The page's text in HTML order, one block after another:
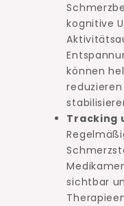
kognitive
können
Tracking
sichtbar